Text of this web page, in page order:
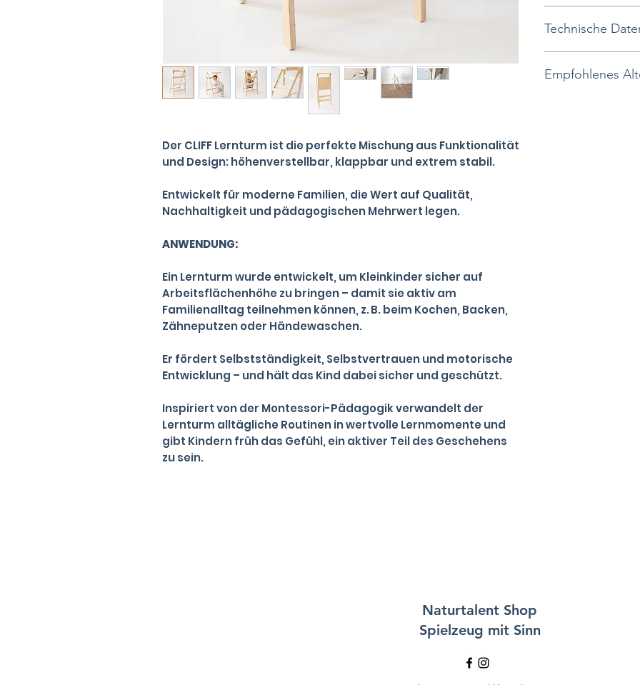
Der CLIFF Lernturm ist die perfekte Mischung aus Funktionalität
und Design: höhenverstellbar, klappbar und extrem stabil.
​Entwickelt für moderne Familien, die Wert auf Qualität,
Nachhaltigkeit und pädagogischen Mehrwert legen.
ANWENDUNG:
Ein Lernturm wurde entwickelt, um Kleinkinder sicher auf
Arbeitsflächenhöhe zu bringen – damit sie aktiv am
Familienalltag teilnehmen können, z. B. beim Kochen, Backen,
Zähneputzen oder Händewaschen.
Er fördert Selbstständigkeit, Selbstvertrauen und motorische
Entwicklung – und hält das Kind dabei sicher und geschützt.
Inspiriert von der Montessori-Pädagogik verwandelt der
Lernturm alltägliche Routinen in wertvolle Lernmomente und
gibt Kindern früh das Gefühl, ein aktiver Teil des Geschehens
zu sein.
klappbar und
Selbstständigkeit
Technische
H: 85 cm
Empfohlenes
Naturtalent Shop
Spielzeug mit Sinn